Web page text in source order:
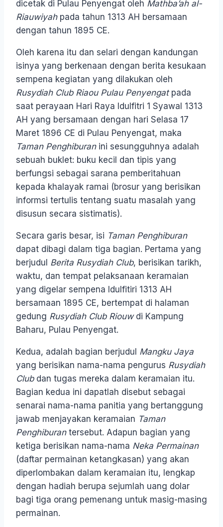
dicetak di Pulau Penyengat oleh Mathba’ah al-
Riauwiyahpada tahun 1313 AH bersamaan
dengan tahun 1895 CE.
Oleh karena itu dan selari dengan kandungan
isinya yang berkenaan dengan berita kesukaan
sempena kegiatan yang dilakukan oleh
Rusydiah Club Riaou Pulau Penyengat pada
saat perayaan Hari Raya Idulfitri 1 Syawal 1313
AH yang bersamaan dengan hari Selasa 17
Maret 1896 CE di Pulau Penyengat, maka
Taman Penghiburanini sesungguhnya adalah
sebuah buklet: buku kecil dan tipis yang
berfungsi sebagai sarana pemberitahuan
kepada khalayak ramai (brosur yang berisikan
informsi tertulis tentang suatu masalah yang
disusun secara sistimatis).
Secara garis besar, isi Taman Penghiburan
dapat dibagi dalam tiga bagian. Pertama yang
berjudul Berita Rusydiah Club, berisikan tarikh,
waktu, dan tempat pelaksanaan keramaian
yang digelar sempena Idulfitiri 1313 AH
bersamaan 1895 CE, bertempat di halaman
gedung Rusydiah Club Riouwdi Kampung
Baharu, Pulau Penyengat.
Kedua, adalah bagian berjudul Mangku Jaya
yang berisikan nama-nama pengurus Rusydiah
Clubdan tugas mereka dalam keramaian itu.
Bagian kedua ini dapatlah disebut sebagai
senarai nama-nama panitia yang bertanggung
jawab menjayakan keramaian Taman
Penghiburantersebut. Adapun bagian yang
ketiga berisikan nama-nama Neka Permainan
(daftar permainan ketangkasan) yang akan
diperlombakan dalam keramaian itu, lengkap
dengan hadiah berupa sejumlah uang dolar
bagi tiga orang pemenang untuk masig-masing
permainan.